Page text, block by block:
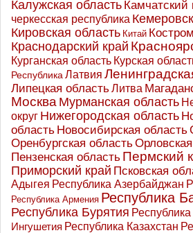
Калужская область Камчатский
черкесская республика
Кировская область Китай
Краснодарский край
Курганская область Курская
Республика Латвия
Липецкая областьЛитва
Москва Мурманская область
округ Нижегородская область
область Новосибирская область
Оренбургская область
Пензенская область Пермский
Приморский край Псковская
Адыгея Республика Азербайджан
Республика Армения Республика
Республика Бурятия
Ингушетия Республика Казахстан